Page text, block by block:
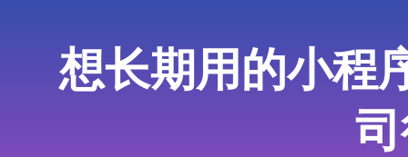
想长期用的小程